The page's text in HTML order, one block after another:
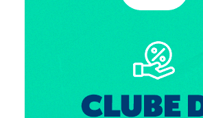
Censura Pública
Suspensão do Exercício
Procedimento para registro